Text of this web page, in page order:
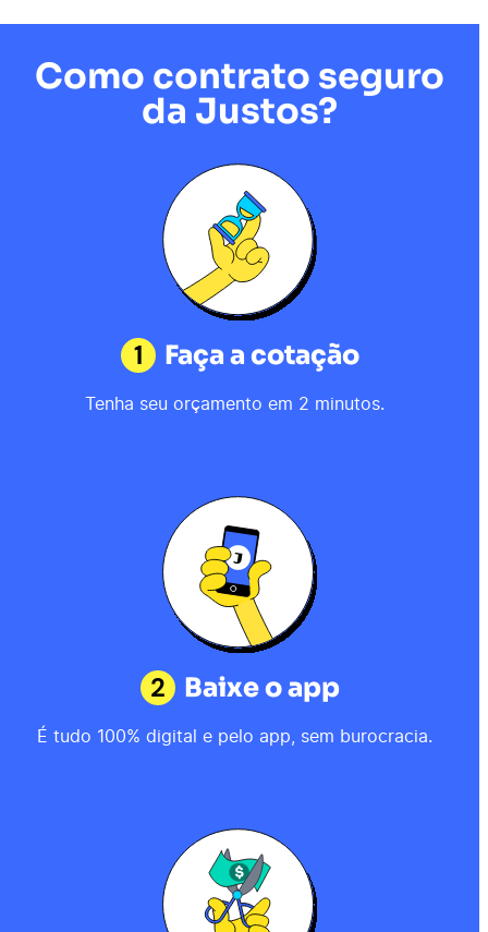
Como contrato seguro
da Justos?
1 Faça a cotação
Tenha seu orçamento em 2 minutos.
2 Baixe o app
É tudo 100% digital e pelo app, sem burocracia.